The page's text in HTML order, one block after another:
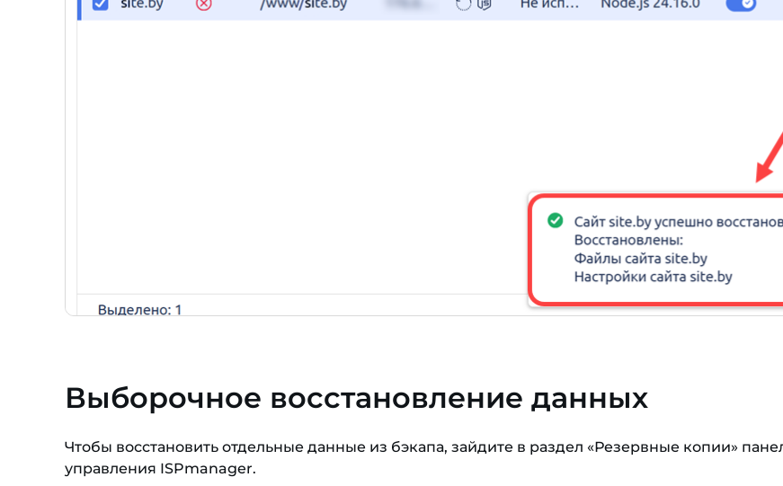
Выборочное восстановление данных
Чтобы восстановить отдельные данные из бэкапа, зайдите в раздел «Резервные копии»
управления ISPmanager.